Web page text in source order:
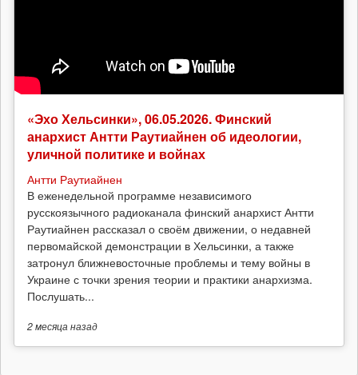
«Эхо Хельсинки», 06.05.2026. Финский
анархист Антти Раутиайнен об идеологии,
уличной политике и войнах
Антти Раутиайнен
В еженедельной программе независимого
русскоязычного радиоканала финский анархист Антти
Раутиайнен рассказал о своём движении, о недавней
первомайской демонстрации в Хельсинки, а также
затронул ближневосточные проблемы и тему войны в
Украине с точки зрения теории и практики анархизма.
Послушать...
2 месяцаназад